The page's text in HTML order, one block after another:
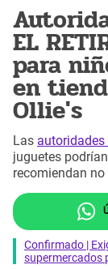
EL
para
en
Ollie's
Las autoridades
juguetes
recomiendan
Confirmado |
supermercados